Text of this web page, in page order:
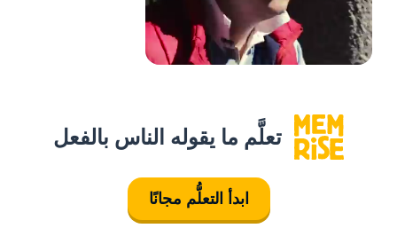
تعلَّم ما يقوله الناس بالفعل
ابدأ التعلُّم مجانًا